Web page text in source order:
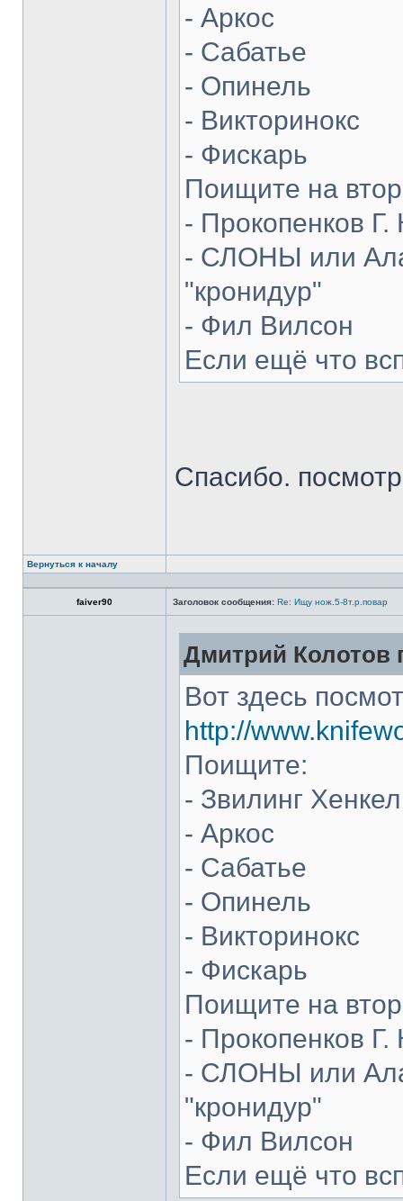
- Аркос
- Сабатье
- Опинель
- Викторинокс
- Фискарь
Поищите на
- Прокопенков Г.
- СЛОНЫ или
"кронидур"
- Фил Вилсон
Если ещё что
Спасибо.
Вернуться к началу
faiver90 Заголовок сообщения: Re: Ищу нож.5-8т.р.повар
Дмитрий Колотов
Вот здесь
http://
Поищите:
- Звилинг
- Аркос
- Сабатье
- Опинель
- Викторинокс
- Фискарь
Поищите на
- Прокопенков Г.
- СЛОНЫ или
"кронидур"
- Фил Вилсон
Если ещё что